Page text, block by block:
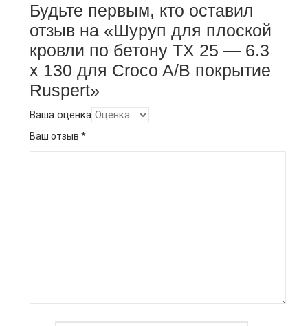
Будьте первым, кто оставил
отзыв на «Шуруп для плоской
кровли по бетону TX 25 — 6.3
x 130 для Croco A/B покрытие
Ruspert»
Ваша оценка
Ваш отзыв *